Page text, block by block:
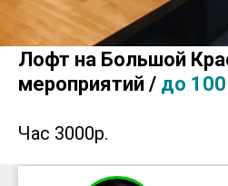
Лофт на Большой
мероприятий / до
Час 3000р.